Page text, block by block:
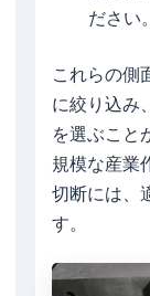
ださい。
これらの側
に絞り込み
を選ぶこと
規模な産業
切断には、
す。